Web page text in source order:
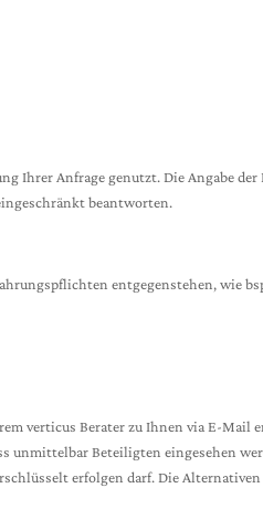
Ihrer Anfrage genutzt. Die Angabe der
beantworten.
entgegenstehen, wie
verticus Berater zu Ihnen via E-Mail
unmittelbar Beteiligten eingesehen
erfolgen darf. Die